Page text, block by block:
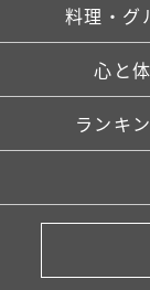
料理・グ
心と体
ランキ